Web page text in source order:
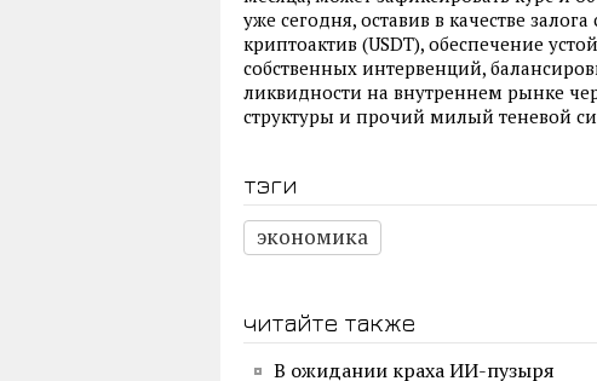
уже сегодня, оставив в качестве
криптоактив (USDT), обеспечение
собственных интервенций,
ликвидности на внутреннем рынке
структуры и прочий милый теневой
тэги
экономика
читайте также
В ожидании краха ИИ-пузыря